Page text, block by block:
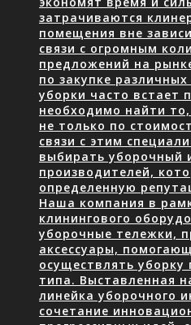
затрачиваются
помещения вне
связи с огромным
предложений на
по закупке
уборки часто встает
необходимо найти
не только по
связи с этим
выбирать уборочный
производителей,
определенную
Наша компания в
клинингового
уборочные тележки,
аксессуары,
осуществлять
типа. Выставленная
линейка уборочного
сочетание